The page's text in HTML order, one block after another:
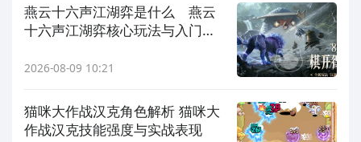
燕云十六声江湖弈是什么 燕云
十六声江湖弈核心玩法与入门指
2026-08-09 10:21
猫咪大作战汉克角色解析 猫咪大
作战汉克技能强度与实战表现